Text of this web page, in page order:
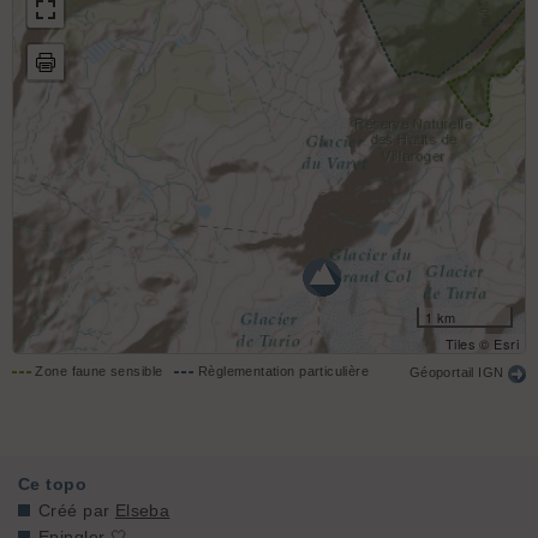
1 km
Tiles © Esri
Zone faune sensible Règlementation particulière Géoportail IGN
Ce topo
Créé par Elseba